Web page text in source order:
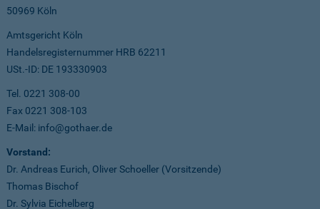
50969 Köln
Amtsgericht Köln
Handelsregisternummer HRB 62211
USt.-ID: DE 193330903
Tel. 0221 308-00
Fax 0221 308-103
E-Mail: info@gothaer.de
Vorstand:
Dr. Andreas Eurich, Oliver Schoeller (Vorsitzende)
Thomas Bischof
Dr. Sylvia Eichelberg